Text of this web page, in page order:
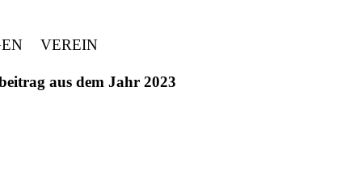
VEREIN
aus dem Jahr 2023